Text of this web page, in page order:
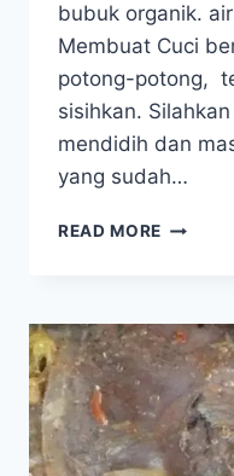
bubuk organik.
Membuat Cuci
potong-potong,
sisihkan.
mendidih dan
yang sudah…
READ MORE SAYUR